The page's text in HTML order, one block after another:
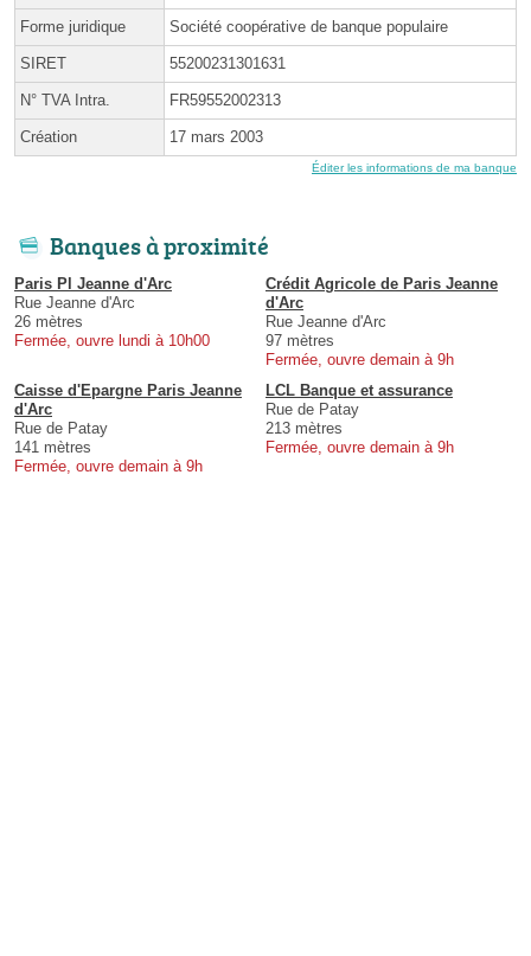
Forme juridique Société coopérative de banque populaire
SIRET 55200231301631
N° TVA Intra. FR59552002313
Création 17 mars 2003
Éditer les informations de ma banque
Banques à proximité
Paris Pl Jeanne d'Arc
Rue Jeanne d'Arc
26 mètres
Fermée, ouvre lundi à 10h00
Crédit Agricole de Paris Jeanne
d'Arc
Rue Jeanne d'Arc
97 mètres
Fermée, ouvre demain à 9h
Caisse d'Epargne Paris Jeanne
d'Arc
Rue de Patay
141 mètres
Fermée, ouvre demain à 9h
LCL Banque et assurance
Rue de Patay
213 mètres
Fermée, ouvre demain à 9h